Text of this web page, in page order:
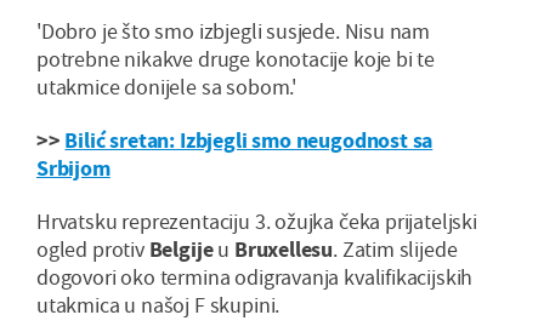
'Dobro je što smo izbjegli susjede. Nisu nam
potrebne nikakve druge konotacije koje bi te
utakmice donijele sa sobom.'
>> Bilić sretan: Izbjegli smo neugodnost sa
Srbijom
Hrvatsku reprezentaciju 3. ožujka čeka prijateljski
ogled protiv Belgijeu Bruxellesu. Zatim slijede
dogovori oko termina odigravanja kvalifikacijskih
utakmica u našoj F skupini.